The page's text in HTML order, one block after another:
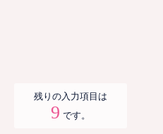
残りの入力項目は
9 です。